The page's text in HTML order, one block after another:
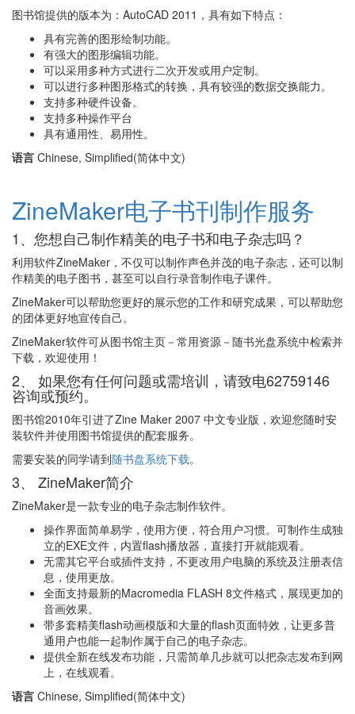
图书馆提供的版本为：AutoCAD 2011，具有如下特点：
具有完善的图形绘制功能。
有强大的图形编辑功能。
可以采用多种方式进行二次开发或用户定制。
可以进行多种图形格式的转换，具有较强的数据交换能力。
支持多种硬件设备。
支持多种操作平台
具有通用性、易用性。
语言 Chinese, Simplified(简体中文)
ZineMaker电子书刊制作服务
1、您想自己制作精美的电子书和电子杂志吗？
利用软件ZineMaker，不仅可以制作声色并茂的电子杂志，还可以制
作精美的电子图书，甚至可以自行录音制作电子课件。
ZineMaker可以帮助您更好的展示您的工作和研究成果，可以帮助您
的团体更好地宣传自己。
ZineMaker软件可从图书馆主页－常用资源－随书光盘系统中检索并
下载，欢迎使用！
2、 如果您有任何问题或需培训，请致电62759146
咨询或预约。
图书馆2010年引进了Zine Maker 2007 中文专业版，欢迎您随时安
装软件并使用图书馆提供的配套服务。
需要安装的同学请到随书盘系统下载。
3、 ZineMaker简介
ZineMaker是一款专业的电子杂志制作软件。
操作界面简单易学，使用方便，符合用户习惯。可制作生成独
立的EXE文件，内置flash播放器，直接打开就能观看。
无需其它平台或插件支持，不更改用户电脑的系统及注册表信
息，使用更放。
全面支持最新的Macromedia FLASH 8文件格式，展现更加的
音画效果。
带多套精美flash动画模版和大量的flash页面特效，让更多普
通用户也能一起制作属于自己的电子杂志。
提供全新在线发布功能，只需简单几步就可以把杂志发布到网
上，在线观看。
语言 Chinese, Simplified(简体中文)